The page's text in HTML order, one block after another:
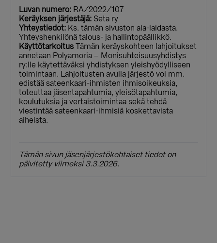
Luvan numero: RA/2022/107
Keräyksen järjestäjä: Seta ry
Yhteystiedot: Ks. tämän sivuston ala-laidasta.
Yhteyshenkilönä talous- ja hallintopäällikkö.
Käyttötarkoitus Tämän keräyskohteen lahjoitukset
annetaan Polyamoria – Monisuhteisuusyhdistys
ry:lle käytettäväksi yhdistyksen yleishyödylliseen
toimintaan. Lahjoitusten avulla järjestö voi mm.
edistää sateenkaari-ihmisten ihmisoikeuksia,
toteuttaa jäsentapahtumia, yleisötapahtumia,
koulutuksia ja vertaistoimintaa sekä tehdä
viestintää sateenkaari-ihmisiä koskettavista
aiheista.
Tämän sivun jäsenjärjestökohtaiset tiedot on
päivitetty viimeksi 3.3.2026.